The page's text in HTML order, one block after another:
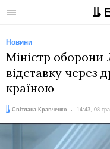
Меню
Новини
Міністр оборони
відставку через
країною
Автор:
Світлана Кравченко
Дата: 14:43, 08